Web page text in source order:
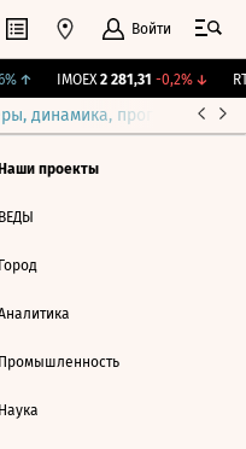
Войти
↑ IMOEX 2 281,31 -0,2%↓
динамика, прогнозы
Наши проекты
ВЕДЫ
Город
Промышленность
Наука